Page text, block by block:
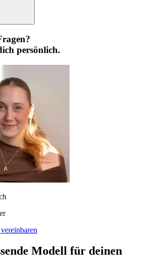
persönlich.
Modell für deinen